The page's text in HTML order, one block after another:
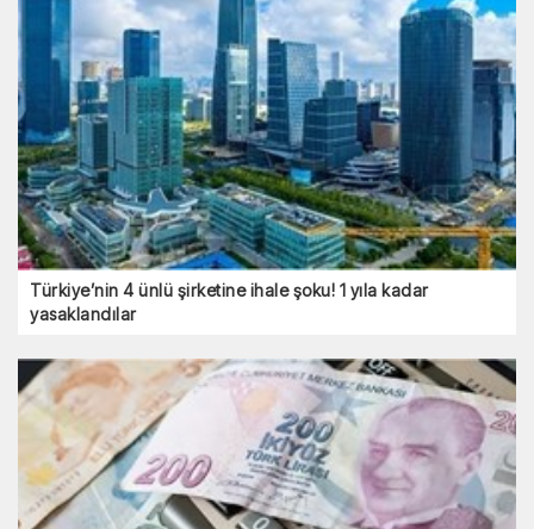
Türkiye’nin 4 ünlü şirketine ihale şoku! 1 yıla kadar
yasaklandılar